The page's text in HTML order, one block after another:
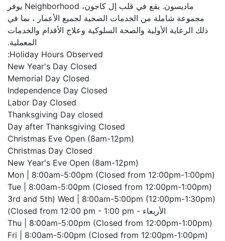
ماديسون. يقع في قلب إل كاجون، Neighborhood يوفر
مجموعة شاملة من الخدمات الصحية لجميع الأعمار ، بما في
ذلك الرعاية الأولية والصحة السلوكية وعلاج الأقدام والخدمات
المعملية.
Holiday Hours Observed:
New Year's Day Closed
Memorial Day Closed
Independence Day Closed
Labor Day Closed
Thanksgiving Day closed
Day after Thanksgiving Closed
Christmas Eve Open (8am-12pm)
Christmas Day Closed
New Year's Eve Open (8am-12pm)
Mon | 8:00am-5:00pm (Closed from 12:00pm-1:00pm)
Tue | 8:00am-5:00pm (Closed from 12:00pm-1:00pm)
Wed | 8:00am-5:00pm (12:00pm-1:30pm) (3rd and 5th
الأربعاء - Closed from 12:00 pm - 1:00 pm)
Thu | 8:00am-5:00pm (Closed from 12:00pm-1:00pm)
Fri | 8:00am-5:00pm (Closed from 12:00pm-1:00pm)